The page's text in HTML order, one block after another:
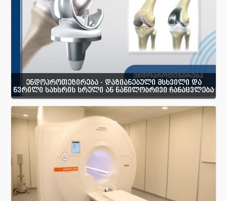
ენდოპროთეზირება - დაზიანებული მსხვილი და
წვრილი სახსრის სრული ან ნაწილობრივი ჩანაცვლება